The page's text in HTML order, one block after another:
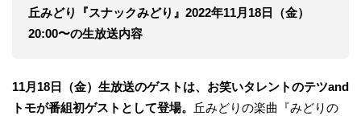
丘みどり『スナックみどり』2022年11月18日（金）
20:00〜の生放送内容
11月18日（金）生放送のゲストは、お笑いタレントのテツand
トモが番組初ゲストとして登場。
丘みどりの楽曲『みどりの